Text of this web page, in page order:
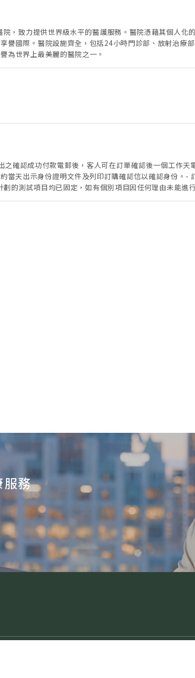
，致力提供世界級水平的醫護服務。醫院憑藉其個人化
譽國際。醫院設施齊全，包括24小時門診部、放射治療
為世界上最美麗的醫院之一。
確認成功付款電郵後，客人可在訂單確認後一個工作天
出示身份證明文件及列印訂購確認信以確認身份。-
的測試項目均已固定，如有個別項目因任何理由未能進
時使用，亦不適用於保險直付安排，也不可兌換現金
服務